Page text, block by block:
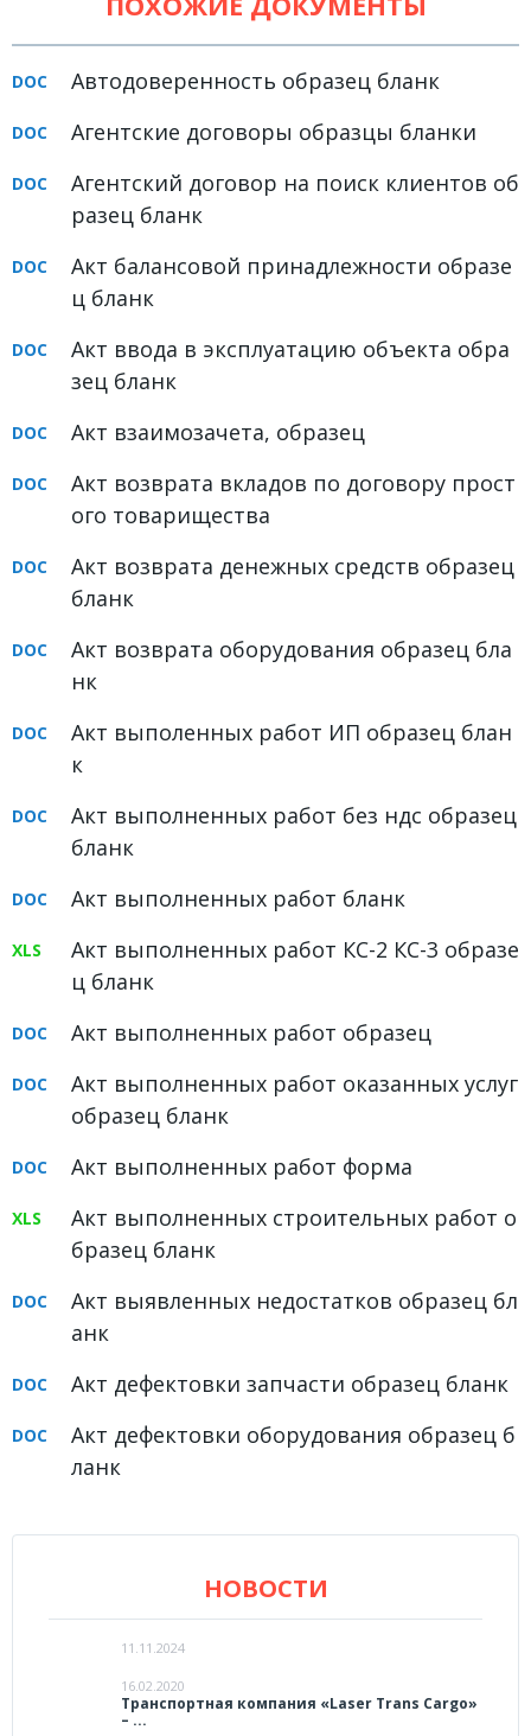
Автодоверенность образец бланк
Агентские договоры образцы бланки
Агентский договор на поиск клиентов об
разец бланк
Акт балансовой принадлежности образе
ц бланк
Акт ввода в эксплуатацию объекта обра
зец бланк
Акт взаимозачета, образец
Акт возврата вкладов по договору прост
ого товарищества
Акт возврата денежных средств образец
бланк
Акт возврата оборудования образец бла
нк
Акт выполенных работ ИП образец блан
к
Акт выполненных работ без ндс образец
бланк
Акт выполненных работ бланк
Акт выполненных работ КС-2 КС-3 образе
ц бланк
Акт выполненных работ образец
Акт выполненных работ оказанных услуг
образец бланк
Акт выполненных работ форма
Акт выполненных строительных работ о
бразец бланк
Акт выявленных недостатков образец бл
анк
Акт дефектовки запчасти образец бланк
Акт дефектовки оборудования образец б
ланк
НОВОСТИ
11.11.2024
16.02.2020
Транспортная компания «Laser Trans Cargo»
– ...
Медицинское право
Семейное право
Уголовное право
Финансовое право
Юридические новости
ФОРУМ
ЮРИДИЧЕСКИЙ ФОРУМ
+7 (800) 511-86-74
Следите за новостями
в нашей группе